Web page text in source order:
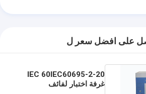
على افضل سعر ل
IEC 60IEC60695-2-20
غرفة اختبار لفائف